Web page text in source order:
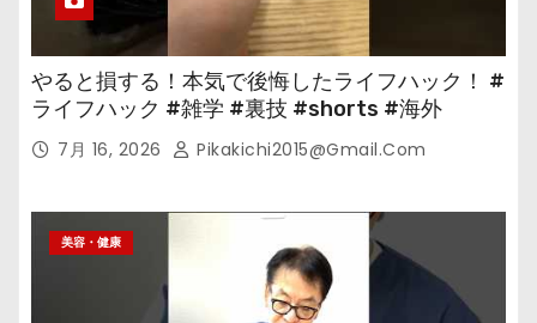
やると損する！本気で後悔したライフハック！ #
ライフハック #雑学 #裏技 #shorts #海外
7月 16, 2026 Pikakichi2015@gmail.com
美容・健康